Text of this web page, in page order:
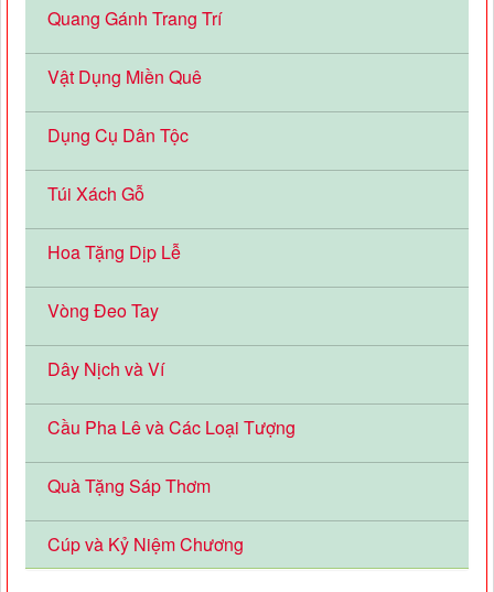
Quang Gánh Trang Trí
Vật Dụng Miền Quê
Dụng Cụ Dân Tộc
Túi Xách Gỗ
Hoa Tặng Dịp Lễ
Vòng Đeo Tay
Dây Nịch và Ví
Cầu Pha Lê và Các Loại Tượng
Quà Tặng Sáp Thơm
Cúp và Kỷ Niệm Chương